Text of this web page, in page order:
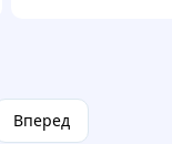
Вперед